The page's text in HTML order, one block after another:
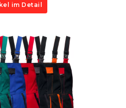
im Detail